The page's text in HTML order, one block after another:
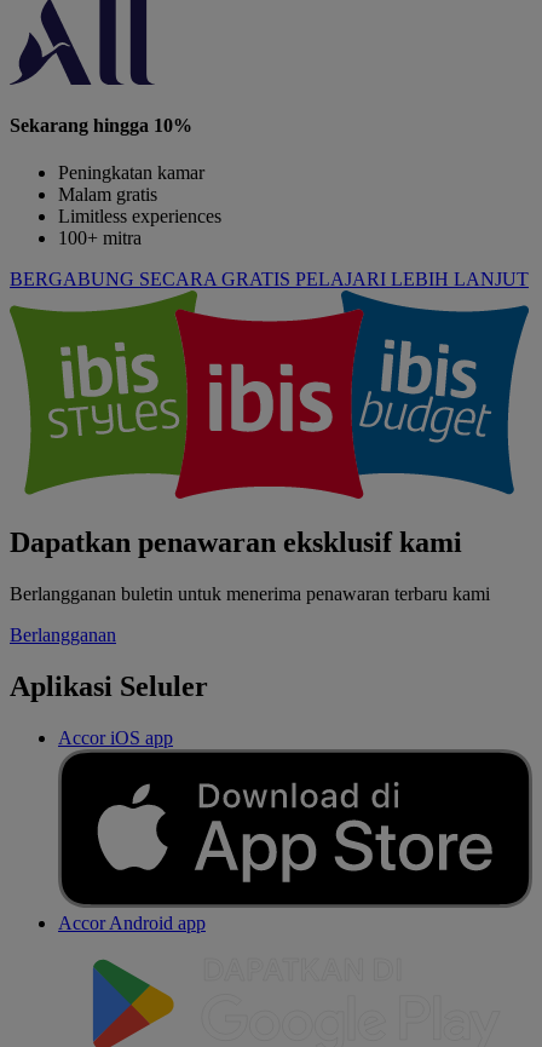
Sekarang hingga 10%
Peningkatan kamar
Malam gratis
Limitless experiences
100+ mitra
BERGABUNG SECARA GRATIS PELAJARI LEBIH LANJUT
Dapatkan penawaran eksklusif kami
Berlangganan buletin untuk menerima penawaran terbaru kami
Berlangganan
Aplikasi Seluler
Accor iOS app
Accor Android app